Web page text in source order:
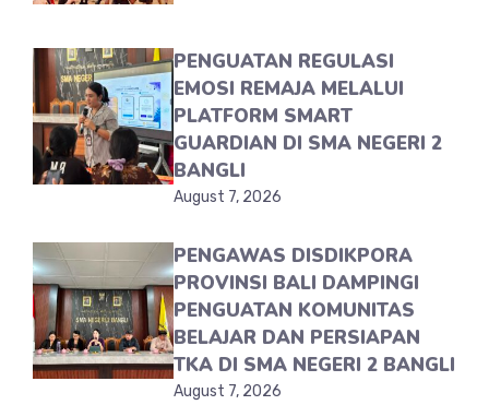
PENGUATAN REGULASI
EMOSI REMAJA MELALUI
PLATFORM SMART
GUARDIAN DI SMA NEGERI 2
BANGLI
August 7, 2026
PENGAWAS DISDIKPORA
PROVINSI BALI DAMPINGI
PENGUATAN KOMUNITAS
BELAJAR DAN PERSIAPAN
TKA DI SMA NEGERI 2 BANGLI
August 7, 2026